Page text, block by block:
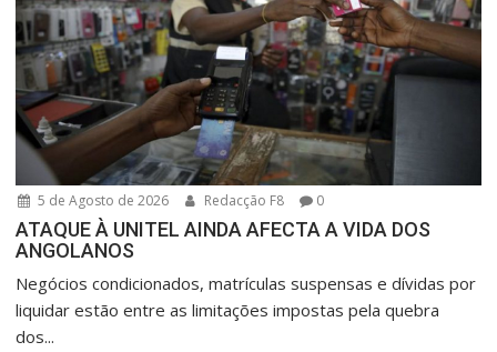
5 de Agosto de 2026 Redacção F8 0
ATAQUE À UNITEL AINDA AFECTA A VIDA DOS
ANGOLANOS
Negócios condicionados, matrículas suspensas e dívidas por
liquidar estão entre as limitações impostas pela quebra
dos...